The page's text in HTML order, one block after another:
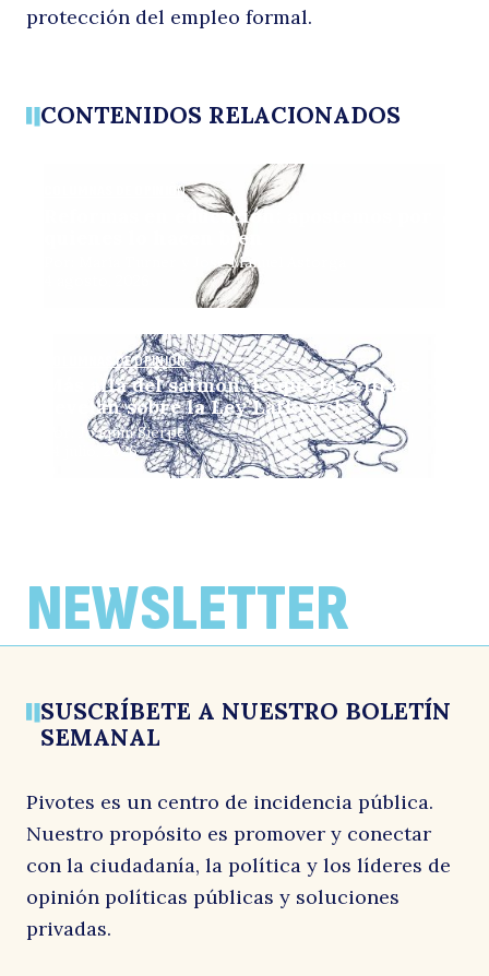
protección del empleo formal.
CONTENIDOS RELACIONADOS
COLUMNAS DE OPINIÓN
Reformas en educación: apostemos por
quienes lo hacen bien
Por: María Turner y José Manuel Astorga
COLUMNAS DE OPINIÓN
Más allá del salmón: lo que las cifras
revelan sobre la Ley Lafkenche
Por: Joaquín Sierpe
24 julio, 2026
22 julio, 2026
21 julio, 2026
Por: Bernardo Larraín y José Antonio Valenzuela
17 julio, 2026
NEWSLETTER
SUSCRÍBETE A NUESTRO BOLETÍN
SEMANAL
Pivotes es un centro de incidencia pública.
Nuestro propósito es promover y conectar
con la ciudadanía, la política y los líderes de
opinión políticas públicas y soluciones
privadas.